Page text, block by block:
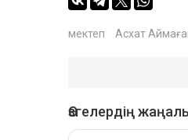
мектеп Асхат